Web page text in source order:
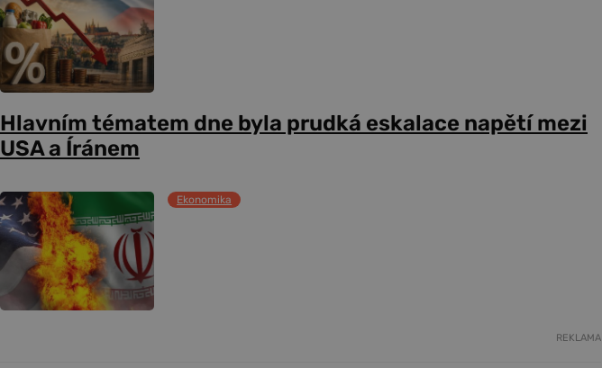
Hlavním tématem dne byla prudká eskalace napětí mezi
USA a Íránem
Ekonomika
REKLAMA